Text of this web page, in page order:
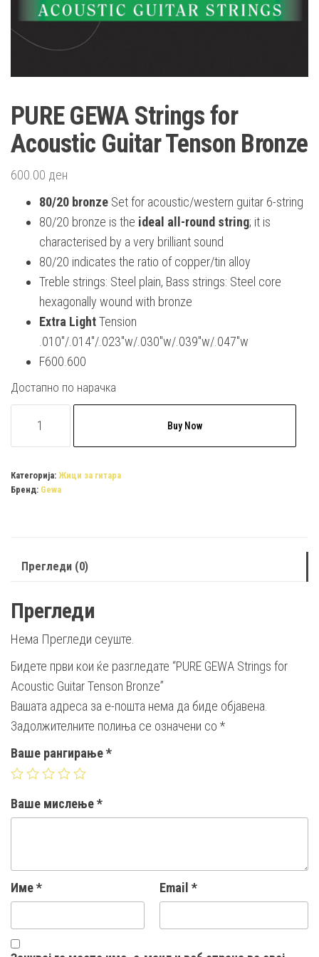
PURE GEWA Strings for
Acoustic Guitar Tenson Bronze
600.00 ден
80/20 bronze Set for acoustic/western guitar 6-string
80/20 bronze is the ideal all-round string; it is
characterised by a very brilliant sound
80/20 indicates the ratio of copper/tin alloy
Treble strings: Steel plain, Bass strings: Steel core
hexagonally wound with bronze
Extra LightTension
.010″/.014″/.023″w/.030″w/.039″w/.047″w
F600.600
Достапно по нарачка
GEWA
for
Acoustic
quantity
Buy Now
Категорија: Жици за гитара
Бренд: Gewa
Прегледи (0)
Прегледи
Нема Прегледи сеуште.
Бидете први кои ќе разгледате “PURE GEWA Strings for
Acoustic Guitar Tenson Bronze”
Вашата адреса за е-пошта нема да биде објавена.
Задолжителните полиња се означени со *
Ваше рангирање*
Ваше мислење*
Име* Email *